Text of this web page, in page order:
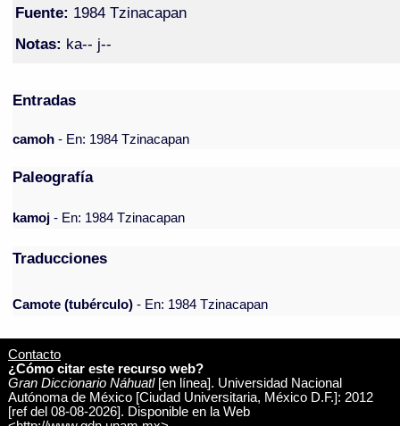
Fuente: 1984 Tzinacapan
Notas: ka-- j--
Entradas
camoh- En: 1984 Tzinacapan
Paleografía
kamoj - En: 1984 Tzinacapan
Traducciones
Camote (tubérculo) - En: 1984 Tzinacapan
Contacto
¿Cómo citar este recurso web?
Gran Diccionario Náhuatl[en línea]. Universidad Nacional
Autónoma de México [Ciudad Universitaria, México D.F.]: 2012
[ref del 08-08-2026]. Disponible en la Web